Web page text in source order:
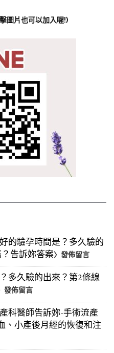
圖片也可以加入喔!)
的驗孕時間是？多久驗的
告訴妳答案〉發佈留言
多久驗的出來？第2條線
發佈留言
科醫師告訴妳-手術流產
、小產後月經的恢復和注